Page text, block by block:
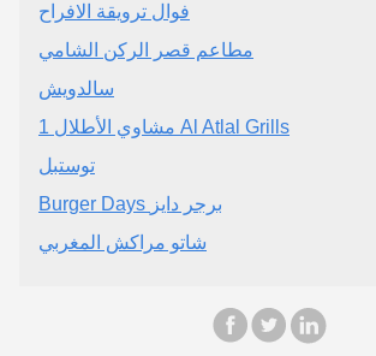
فوال ترويقة الافراح
مطاعم قصر الركن الشامي
سالدويش
توستبل
Burger Days برجر دايز
شاتو مراكش المغربي